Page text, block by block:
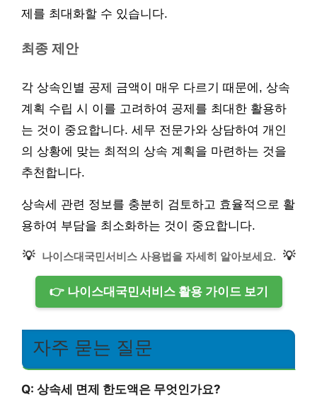
제를 최대화할 수 있습니다.
최종 제안
각 상속인별 공제 금액이 매우 다르기 때문에, 상속
계획 수립 시 이를 고려하여 공제를 최대한 활용하
는 것이 중요합니다. 세무 전문가와 상담하여 개인
의 상황에 맞는 최적의 상속 계획을 마련하는 것을
추천합니다.
상속세 관련 정보를 충분히 검토하고 효율적으로 활
용하여 부담을 최소화하는 것이 중요합니다.
💡 나이스대국민서비스 사용법을 자세히 알아보세요. 💡
👉 나이스대국민서비스 활용 가이드 보기
자주 묻는 질문
Q: 상속세 면제 한도액은 무엇인가요?